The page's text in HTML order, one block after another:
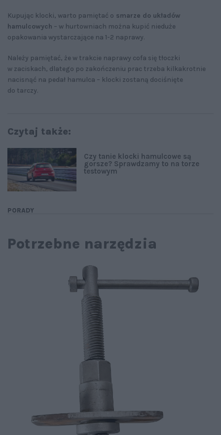
Kupując klocki, warto pamiętać o smarze do układów
hamulcowych – w hurtowniach można kupić nieduże
opakowania wystarczające na 1-2 naprawy.
Należy pamiętać, że w trakcie naprawy cofa się tłoczki
w zaciskach, dlatego po zakończeniu prac trzeba kilkakrotnie
nacisnąć na pedał hamulca – klocki zostaną dociśnięte
do tarczy.
Czytaj także:
PORADY
Czy tanie klocki hamulcowe są
gorsze? Sprawdzamy to na torze
testowym
Potrzebne narzędzia